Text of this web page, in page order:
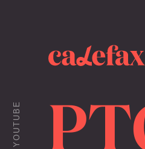
YOUTUBE